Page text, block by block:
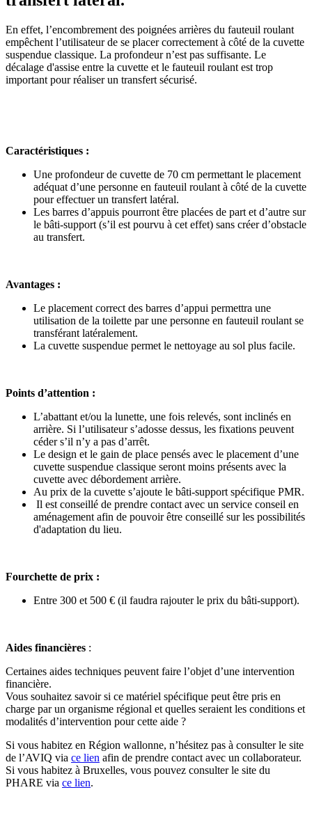
En effet, l’encombrement des poignées arrières du fauteuil roulant
empêchent l’utilisateur de se placer correctement à côté de la cuvette
suspendue classique. La profondeur n’est pas suffisante. Le
décalage d'assise entre la cuvette et le fauteuil roulant est trop
important pour réaliser un transfert sécurisé.
Caractéristiques :
Une profondeur de cuvette de 70 cm permettant le placement
adéquat d’une personne en fauteuil roulant à côté de la cuvette
pour effectuer un transfert latéral.
Les barres d’appuis pourront être placées de part et d’autre sur
le bâti-support (s’il est pourvu à cet effet) sans créer d’obstacle
au transfert.
Avantages :
Le placement correct des barres d’appui permettra une
utilisation de la toilette par une personne en fauteuil roulant se
transférant latéralement.
La cuvette suspendue permet le nettoyage au sol plus facile.
Points d’attention :
L’abattant et/ou la lunette, une fois relevés, sont inclinés en
arrière. Si l’utilisateur s’adosse dessus, les fixations peuvent
céder s’il n’y a pas d’arrêt.
Le design et le gain de place pensés avec le placement d’une
cuvette suspendue classique seront moins présents avec la
cuvette avec débordement arrière.
Au prix de la cuvette s’ajoute le bâti-support spécifique PMR.
Il est conseillé de prendre contact avec un service conseil en
aménagement afin de pouvoir être conseillé sur les possibilités
d'adaptation du lieu.
Fourchette de prix :
Entre 300 et 500 € (il faudra rajouter le prix du bâti-support).
Aides financières :
Certaines aides techniques peuvent faire l’objet d’une intervention
financière.
Vous souhaitez savoir si ce matériel spécifique peut être pris en
charge par un organisme régional et quelles seraient les conditions et
modalités d’intervention pour cette aide ?
Si vous habitez en Région wallonne, n’hésitez pas à consulter le site
de l’AVIQ via ce lien afin de prendre contact avec un collaborateur.
Si vous habitez à Bruxelles, vous pouvez consulter le site du
PHARE via ce lien.